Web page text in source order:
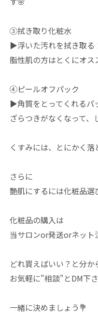
③拭き取り化粧水
▶︎浮いた汚れを拭き取る
脂性肌の方はとくにオス
④ピールオフパック
▶︎角質をとってくれるパ
ざらつきがなくなって、
くすみには、とにかく落
さらに
艶肌にするには化粧品選
化粧品の購入は
当サロンor発送orネット
どれ買えばいい？と分か
お気軽に"相談"とDM下
一緒に決めましょう💐